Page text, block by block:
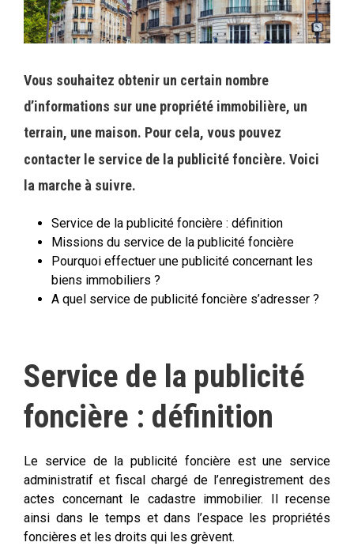
Vous souhaitez obtenir un certain nombre
d’informations sur une propriété immobilière, un
terrain, une maison. Pour cela, vous pouvez
contacter le service de la publicité foncière. Voici
la marche à suivre.
Service de la publicité foncière : définition
Missions du service de la publicité foncière
Pourquoi effectuer une publicité concernant les
biens immobiliers ?
A quel service de publicité foncière s’adresser ?
Service de la publicité
foncière : définition
Le service de la publicité foncière est une service
administratif et fiscal chargé de l’enregistrement des
actes concernant le cadastre immobilier. Il recense
ainsi dans le temps et dans l’espace les propriétés
foncières et les droits qui les grèvent.